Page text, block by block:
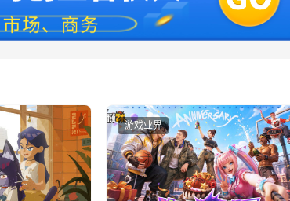
游戏业界